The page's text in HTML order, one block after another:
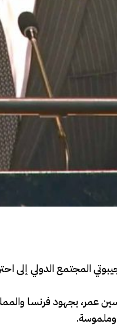
المجتمع الدولي إلى
عمر، بجهود فرنسا